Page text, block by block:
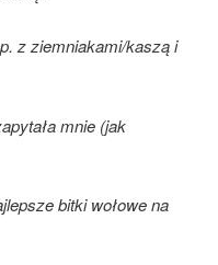
z ziemniakami/kaszą i
mnie (jak
bitki wołowe na